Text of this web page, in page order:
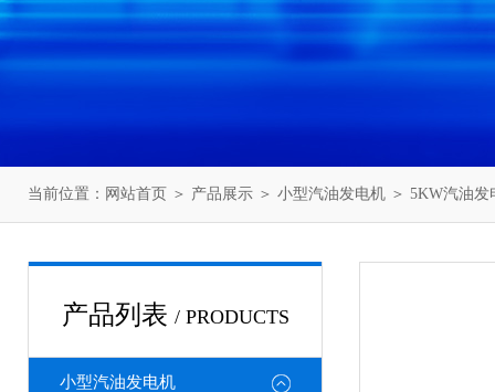
当前位置： 网站首页 ＞ 产品展示 ＞ 小型汽油发电机 ＞ 5KW汽油发
产品列表 / PRODUCTS
小型汽油发电机